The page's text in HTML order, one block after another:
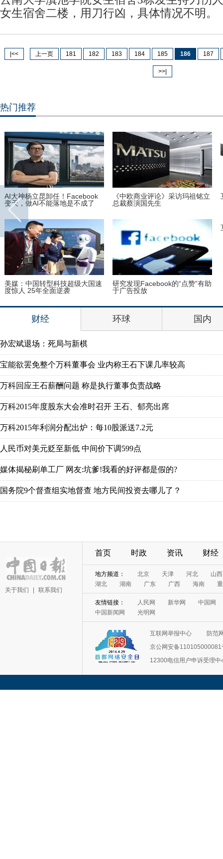
女生宿舍二楼，用刀行凶，具体情况不明。
|<< 上一页 181 182 183 184 185 186 187
>>|
关于我们 联系我们
首页 时政 资讯 财经
互联网举报中心
防范
京公网安备110105000081
12300电信用户申诉受理中